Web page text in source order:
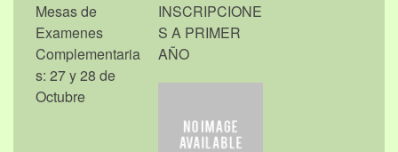
Mesas de
Examenes
Complementaria
s: 27 y 28 de
Octubre
INSCRIPCIONE
S A PRIMER
AÑO